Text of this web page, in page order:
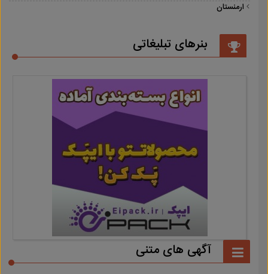
ارمنستان
بنرهای تبلیغاتی
آگهی های متنی